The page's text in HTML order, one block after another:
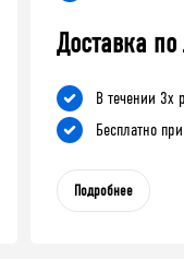
Доставка
В течении 3х
Бесплатно
Подробнее